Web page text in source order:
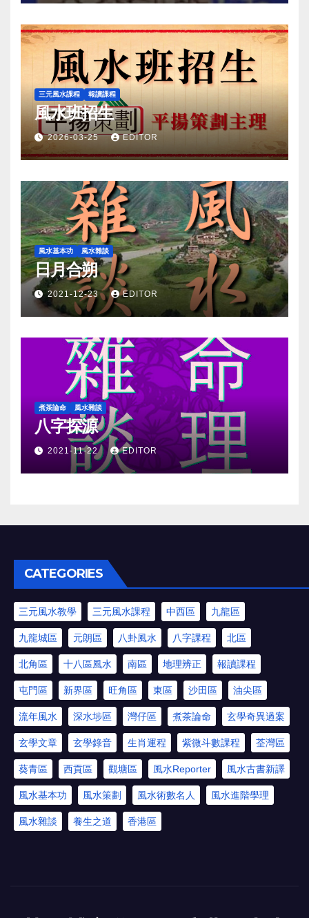
三元風水課程 報讀課程
風水班招生
2026-03-25 EDITOR
風水基本功 風水雜談
日月合朔
2021-12-23 EDITOR
煮茶論命 風水雜談
八字探源
2021-11-22 EDITOR
CATEGORIES
三元風水教學 三元風水課程 中西區 九龍區
九龍城區 元朗區 八卦風水 八字課程 北區
北角區 十八區風水 南區 地理辨正 報讀課程
屯門區 新界區 旺角區 東區 沙田區 油尖區
流年風水 深水埗區 灣仔區 煮茶論命 玄學奇異過案
玄學文章 玄學錄音 生肖運程 紫微斗數課程 荃灣區
葵青區 西貢區 觀塘區 風水Reporter 風水古書新譯
風水基本功 風水策劃 風水術數名人 風水進階學理
風水雜談 養生之道 香港區